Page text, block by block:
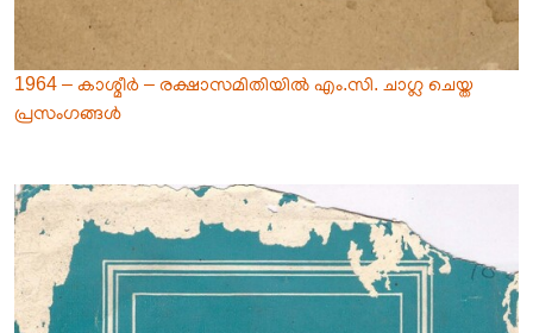
1964 – കാശ്മീർ – രക്ഷാസമിതിയിൽ എം.സി. ചാഗ്ല ചെയ്ത
പ്രസംഗങ്ങൾ